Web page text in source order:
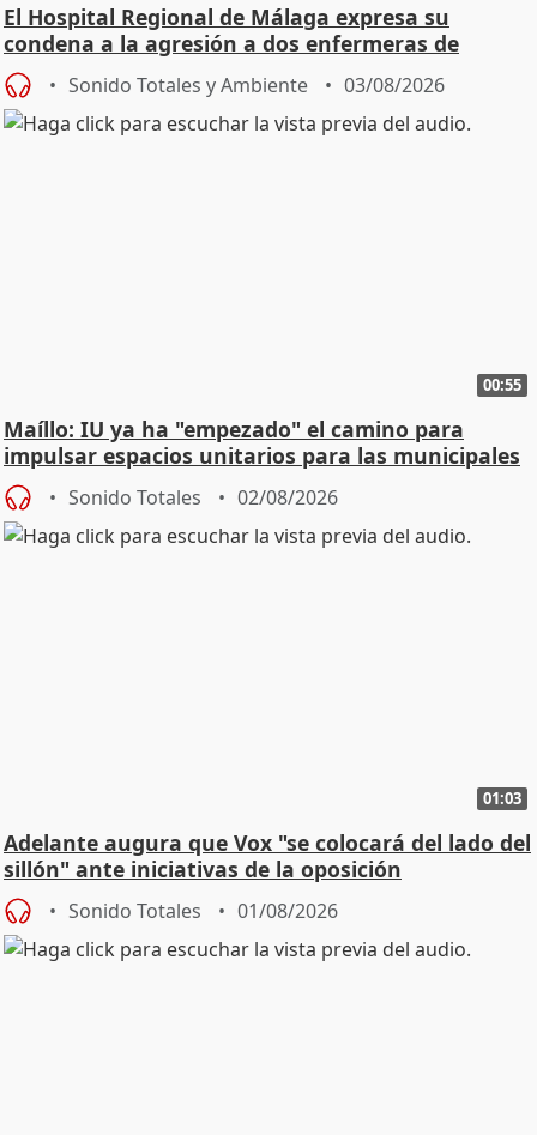
El Hospital Regional de Málaga expresa su
condena a la agresión a dos enfermeras de
Urgencias
Sonido Totales y Ambiente 03/08/2026
00:55
Maíllo: IU ya ha "empezado" el camino para
impulsar espacios unitarios para las municipales
Sonido Totales 02/08/2026
01:03
Adelante augura que Vox "se colocará del lado del
sillón" ante iniciativas de la oposición
Sonido Totales 01/08/2026